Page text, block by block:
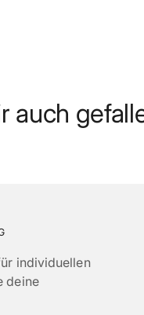
auch
individuellen
deine